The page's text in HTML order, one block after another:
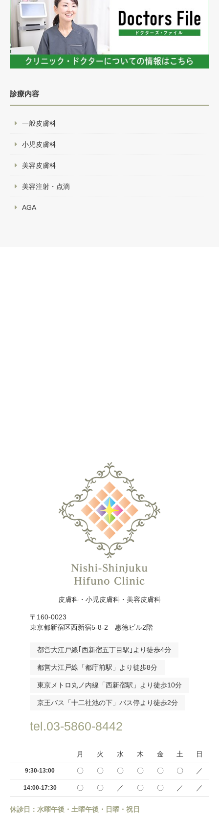
診療内容
一般皮膚科
小児皮膚科
美容皮膚科
美容注射・点滴
AGA
皮膚科・小児皮膚科・美容皮膚科
〒160-0023
東京都新宿区西新宿5-8-2 惠徳ビル2階
都営大江戸線｢西新宿五丁目駅｣より徒歩4分
都営大江戸線「都庁前駅」より徒歩8分
東京メトロ丸ノ内線「西新宿駅」より徒歩10分
京王バス「十二社池の下」バス停より徒歩2分
tel.03-5860-8442
月 火 水 木 金 土 日
9:30-13:00 〇 〇 〇 〇 〇 〇 ／
14:00-17:30 〇 〇 ／ 〇 〇 ／ ／
休診日：水曜午後・土曜午後・日曜・祝日